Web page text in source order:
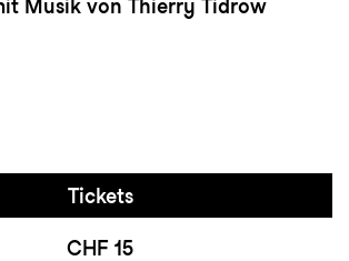
Musik von Thierry Tidrow
Tickets
CHF 15